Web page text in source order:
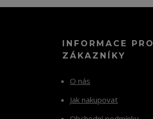
INFORMACE PRO
ZÁKAZNÍKY
O nás
Jak nakupovat